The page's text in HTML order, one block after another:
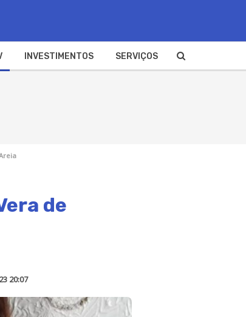
INVESTIMENTOS SERVIÇOS
de
20:07